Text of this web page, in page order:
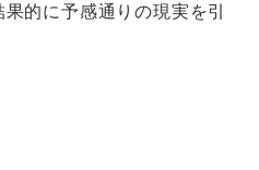
的に予感通りの現実を引